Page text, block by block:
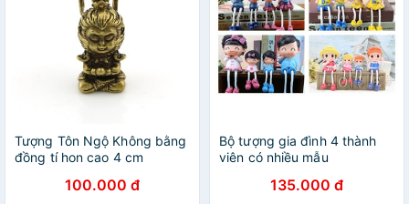
Tượng Tôn Ngộ Không bằng
đồng tí hon cao 4 cm
100.000 đ
Bộ tượng gia đình 4 thành
viên có nhiều mẫu
135.000 đ